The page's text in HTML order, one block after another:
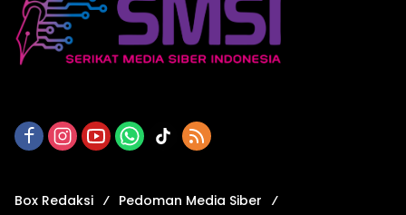
Box Redaksi Pedoman Media Siber